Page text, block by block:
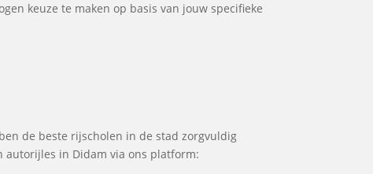
keuze te maken op basis van jouw specifieke
de beste rijscholen in de stad zorgvuldig
autorijles in Didam via ons platform: